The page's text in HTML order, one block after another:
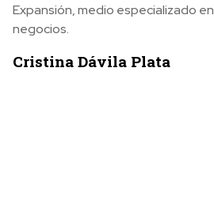
Expansión, medio especializado
negocios.
Cristina Dávila Plata